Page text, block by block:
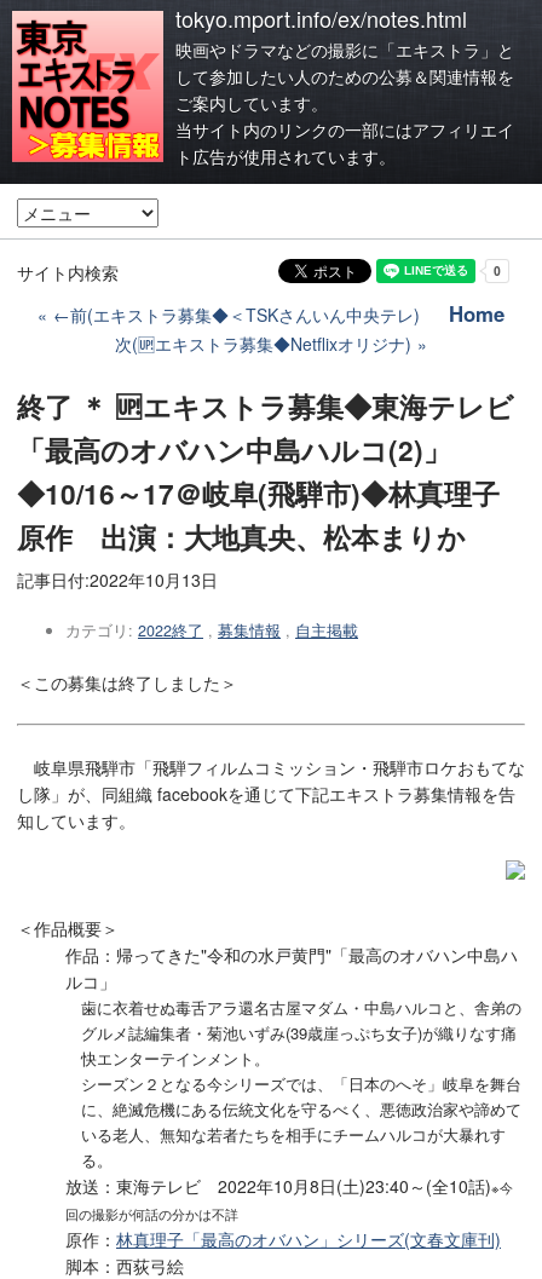
tokyo.mport.info/ex/notes.html
映画やドラマなどの撮影に「エキストラ」と
して参加したい人のための公募＆関連情報を
ご案内しています。
当サイト内のリンクの一部にはアフィリエイ
ト広告が使用されています。
サイト内検索
←前(エキストラ募集◆＜TSKさんいん中央テレ)
Home
次(🆙エキストラ募集◆Netflixオリジナ)
終了 ＊ 🆙エキストラ募集◆東海テレビ
「最高のオバハン中島ハルコ(2)」
◆10/16～17＠岐阜(飛騨市)◆林真理子
原作 出演：大地真央、松本まりか
記事日付:2022年10月13日
カテゴリ: 2022終了 , 募集情報 , 自主掲載
＜この募集は終了しました＞
岐阜県飛騨市「飛騨フィルムコミッション・飛騨市ロケおもてな
し隊」が、同組織 facebookを通じて下記エキストラ募集情報を告
知しています。
＜作品概要＞
作品：帰ってきた"令和の水戸黄門"「最高のオバハン中島ハ
ルコ」
歯に衣着せぬ毒舌アラ還名古屋マダム・中島ハルコと、舎弟の
グルメ誌編集者・菊池いずみ(39歳崖っぷち女子)が織りなす痛
快エンターテインメント。
シーズン２となる今シリーズでは、「日本のへそ」岐阜を舞台
に、絶滅危機にある伝統文化を守るべく、悪徳政治家や諦めて
いる老人、無知な若者たちを相手にチームハルコが大暴れす
る。
放送：東海テレビ 2022年10月8日(土)23:40～(全10話)※今
回の撮影が何話の分かは不詳
原作： 林真理子「最高のオバハン」シリーズ(文春文庫刊)
脚本：西荻弓絵